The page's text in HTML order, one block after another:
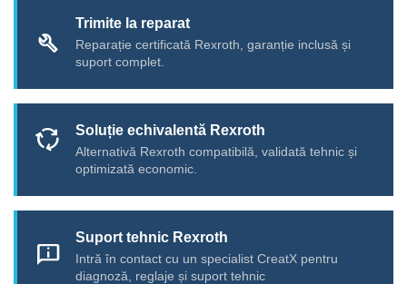
build
Trimite la reparat
Reparație certificată Rexroth, garanție inclusă și
suport complet.
cycle Soluție echivalentă Rexroth
Alternativă Rexroth compatibilă, validată tehnic și
optimizată economic.
chat_info
Suport tehnic Rexroth
Intră în contact cu un specialist CreatX pentru
diagnoză, reglaje și suport tehnic